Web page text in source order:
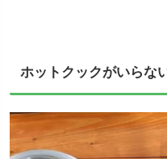
ホットクックがいらな